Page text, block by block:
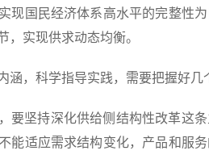
现国民经济体系高水平的完整性
，实现供求动态均衡。
涵，科学指导实践，需要把握好几
要坚持深化供给侧结构性改革这
能适应需求结构变化，产品和服